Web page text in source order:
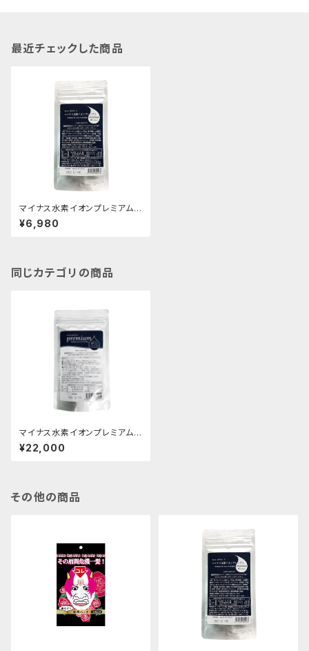
最近チェックした商品
マイナス水素イオンプレミアム
60カプセル
¥6,980
同じカテゴリの商品
マイナス水素イオンプレミアム2
10カプセル 送料無料 水素サ
プリ 水素サプリ効果 水素効
¥22,000
その他の商品